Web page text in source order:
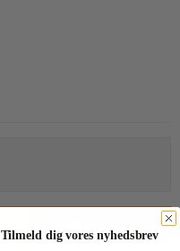
Tilmeld dig vores nyhedsbrev